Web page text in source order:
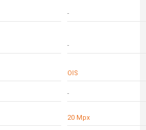
-
-
OIS
-
20 Mpx